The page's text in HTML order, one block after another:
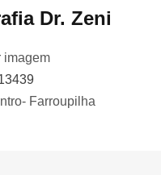
Dr. Zeni
imagem
Farroupilha